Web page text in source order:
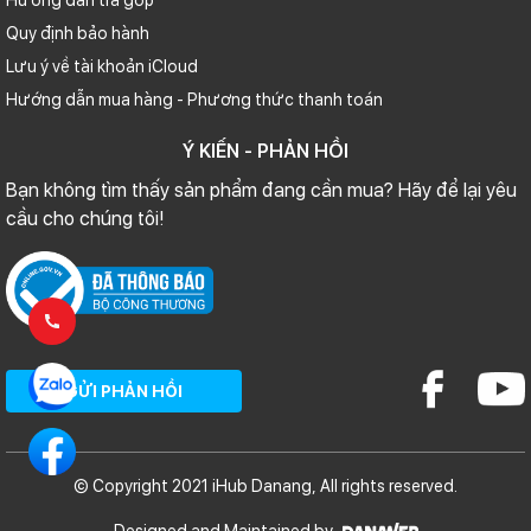
phân giải 12 MP thay vì 7 MP như trước.
Và giờ đây bạn đã có thể quay video độ phân giải 4K với camera
trước, một nâng cấp rất đáng giá dành cho người người thường
xuyên quay video.
Bên cạnh đó bạn cũng được bổ sung quay tính năng Slow Motion
cho camera này, điều mà lần đầu tiên Apple trang bị cho camera
trước.
Quy định bảo hành
Lưu ý về tài khoản iCloud
Hướng dẫn mua hàng - Phương thức thanh toán
Ý KIẾN - PHẢN HỒI
Bạn không tìm thấy sản phẩm đang cần mua? Hãy để lại yêu
cầu cho chúng tôi!
GỬI PHẢN HỒI
© Copyright 2021 iHub Danang, All rights reserved.